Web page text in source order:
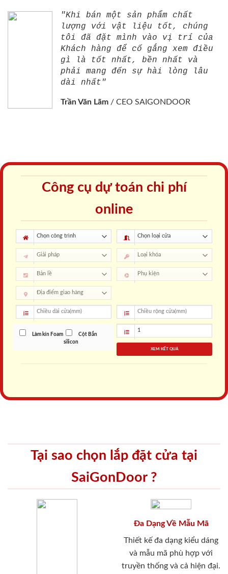
"Khi bán một sản phẩm chất
lượng với vật liệu tốt, chúng
tôi đã đặt mình vào vị trí của
Khách hàng để cố gắng xem điều
gì là tốt nhất, bền nhất và
phải mang đến sự hài lòng lâu
dài nhất"
Trần Văn Lãm / CEO SAIGONDOOR
Công cụ dự toán chi phí
online
Làm kín Foam
Cột Bắn
silicon
XEM KẾT QUẢ
Tại sao chọn lắp đặt cửa tại
SaiGonDoor ?
Đa Dạng Về Mẫu Mã
Thiết kế đa dạng kiểu dáng
và mẫu mã phù hợp với
truyền thống và cả hiện đại.